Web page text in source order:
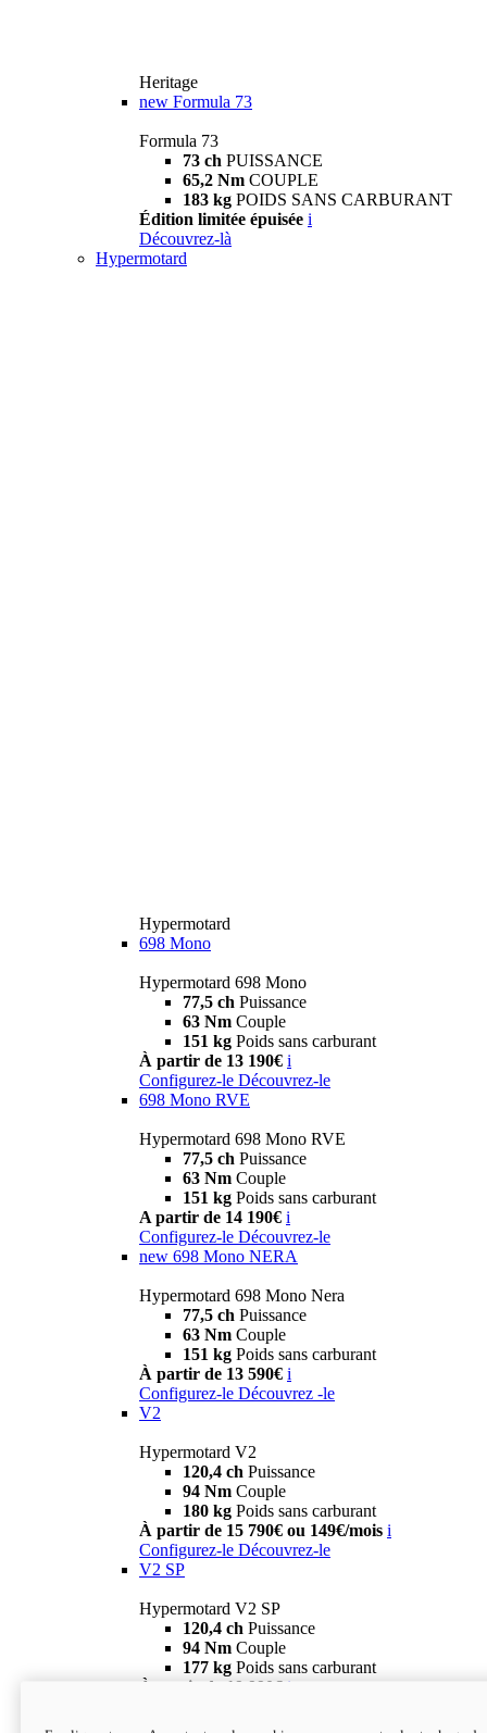
Heritage
new Formula 73
Formula 73
73 ch PUISSANCE
65,2 Nm COUPLE
183 kg POIDS SANS CARBURANT
Édition limitée épuisée i
Découvrez-là
Hypermotard
Hypermotard
698 Mono
Hypermotard 698 Mono
77,5 ch Puissance
63 Nm Couple
151 kg Poids sans carburant
À partir de 13 190€ i
Configurez-le Découvrez-le
698 Mono RVE
Hypermotard 698 Mono RVE
77,5 ch Puissance
63 Nm Couple
151 kg Poids sans carburant
A partir de 14 190€ i
Configurez-le Découvrez-le
new 698 Mono NERA
Hypermotard 698 Mono Nera
77,5 ch Puissance
63 Nm Couple
151 kg Poids sans carburant
À partir de 13 590€ i
Configurez-le Découvrez -le
V2
Hypermotard V2
120,4 ch Puissance
94 Nm Couple
180 kg Poids sans carburant
À partir de 15 790€ ou 149€/mois i
Configurez-le Découvrez-le
V2 SP
Hypermotard V2 SP
120,4 ch Puissance
94 Nm Couple
177 kg Poids sans carburant
À partir de 19 990€ i
new
V2 SP 100